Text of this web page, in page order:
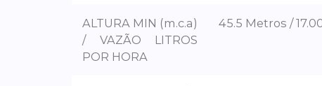
ALTURA MIN (m.c.a)
/ VAZÃO LITROS
POR HORA
45.5 Metros /